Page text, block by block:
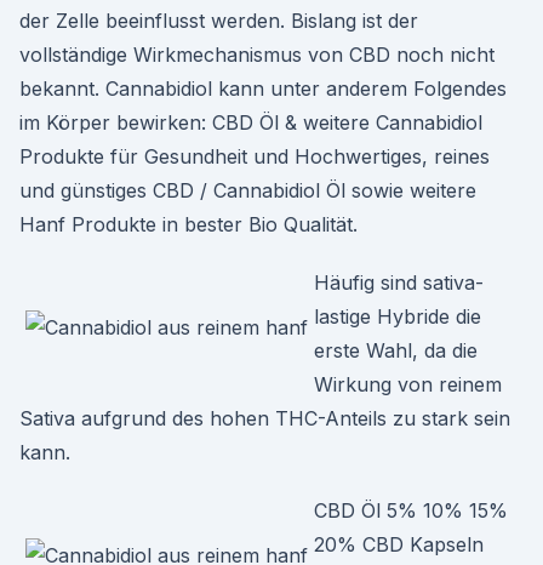
der Zelle beeinflusst werden. Bislang ist der
vollständige Wirkmechanismus von CBD noch nicht
bekannt. Cannabidiol kann unter anderem Folgendes
im Körper bewirken: CBD Öl & weitere Cannabidiol
Produkte für Gesundheit und Hochwertiges, reines
und günstiges CBD / Cannabidiol Öl sowie weitere
Hanf Produkte in bester Bio Qualität.
Häufig sind sativa-
lastige Hybride die
erste Wahl, da die
Wirkung von reinem
Sativa aufgrund des hohen THC-Anteils zu stark sein
kann.
CBD Öl 5% 10% 15%
20% CBD Kapseln